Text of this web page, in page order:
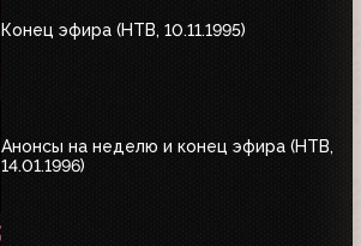
Конец эфира (НТВ, 10.11.1995)
Анонсы на неделю и конец эфира (НТВ,
14.01.1996)